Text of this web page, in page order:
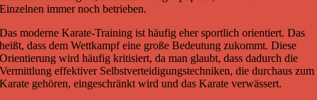
Einzelnen immer noch betrieben.
Das moderne Karate-Training ist häufig eher sportlich orientiert. Das
heißt, dass dem Wettkampf eine große Bedeutung zukommt. Diese
Orientierung wird häufig kritisiert, da man glaubt, dass dadurch die
Vermittlung effektiver Selbstverteidigungstechniken, die durchaus zum
Karate gehören, eingeschränkt wird und das Karate verwässert.